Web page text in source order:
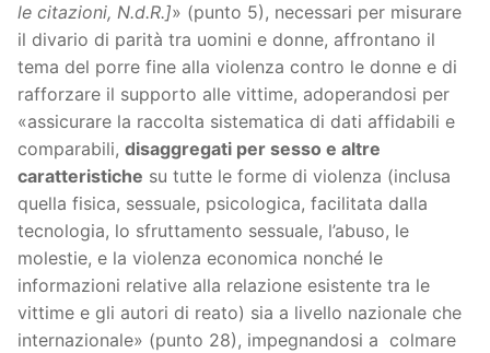
le citazioni, N.d.R.]» (punto 5), necessari per misurare
il divario di parità tra uomini e donne, affrontano il
tema del porre fine alla violenza contro le donne e di
rafforzare il supporto alle vittime, adoperandosi per
«assicurare la raccolta sistematica di dati affidabili e
comparabili, disaggregati per sesso e altre
caratteristiche su tutte le forme di violenza (inclusa
quella fisica, sessuale, psicologica, facilitata dalla
tecnologia, lo sfruttamento sessuale, l’abuso, le
molestie, e la violenza economica nonché le
informazioni relative alla relazione esistente tra le
vittime e gli autori di reato) sia a livello nazionale che
internazionale» (punto 28), impegnandosi a colmare